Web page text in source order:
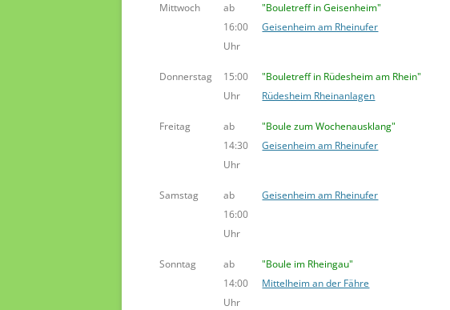
Mittwoch
ab
16:00
Uhr
"Bouletreff in Geisenheim"
Geisenheim am Rheinufer
Donnerstag
15:00
Uhr
"Bouletreff in Rüdesheim am Rhein"
Rüdesheim Rheinanlagen
Freitag
ab
14:30
Uhr
"Boule zum Wochenausklang"
Geisenheim am Rheinufer
Samstag
ab
16:00
Uhr
Geisenheim am Rheinufer
Sonntag
ab
14:00
Uhr
"Boule im Rheingau"
Mittelheim an der Fähre